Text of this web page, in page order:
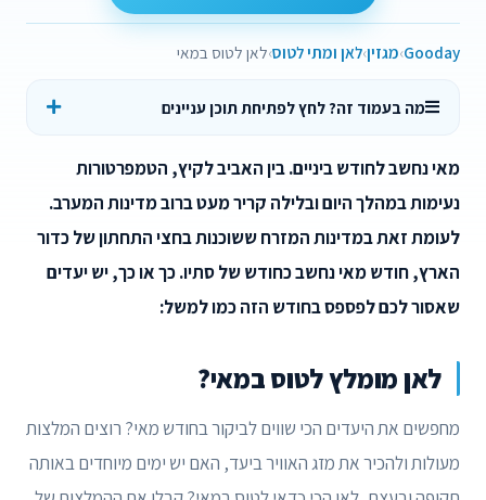
Gooday מגזין לאן ומתי לטוס לאן לטוס במאי
מה בעמוד זה? לחץ לפתיחת תוכן עניינים
מאי נחשב לחודש ביניים. בין האביב לקיץ, הטמפרטורות
נעימות במהלך היום ובלילה קריר מעט ברוב מדינות המערב.
לעומת זאת במדינות המזרח ששוכנות בחצי התחתון של כדור
הארץ, חודש מאי נחשב כחודש של סתיו. כך או כך, יש יעדים
שאסור לכם לפספס בחודש הזה כמו למשל:
לאן מומלץ לטוס במאי?
מחפשים את היעדים הכי שווים לביקור בחודש מאי? רוצים המלצות
מעולות ולהכיר את מזג האוויר ביעד, האם יש ימים מיוחדים באותה